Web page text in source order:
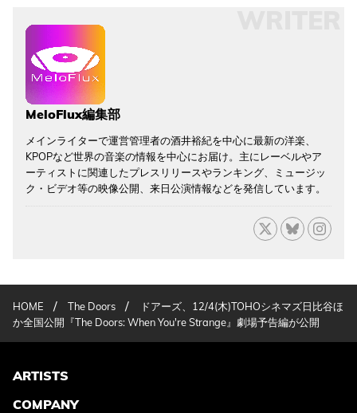
MeloFlux編集部
メインライターで運営管理者の酒井裕紀を中心に最新の洋楽、
KPOPなど世界の音楽の情報を中心にお届け。主にレーベルやア
ーティストに関連したプレスリリースやランキング、ミュージッ
ク・ビデオ等の映像公開、来日公演情報などを発信しています。
HOME / The Doors /
ドアーズ、12/4(木)TOHOシネマズ日比谷ほ
か全国公開『The Doors: When You're Strange』劇場予告編が公開
ARTISTS
COMPANY